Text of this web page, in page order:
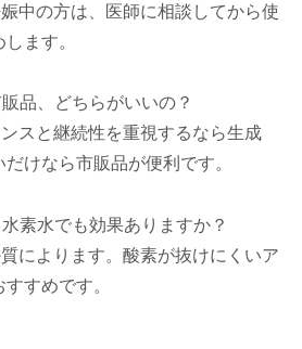
中の方は、医師に相談してから使
ます。
品、どちらがいいの？
スと継続性を重視するなら生成
けなら市販品が便利です。
素水でも効果ありますか？
によります。酸素が抜けにくいア
すめです。